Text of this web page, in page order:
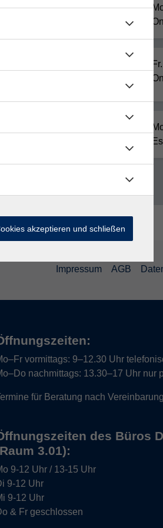
Spanisch A1 Niveau
Impressum AGB
vormittags: 9–12.30 Uhr
nachmittags: 13.30–17 Uhr nur
für Beratung nach
des Büros
3.01):
9-12 Uhr / 13-15 Uhr
9-12 Uhr
9-12 Uhr
& Fr geschlossen
akzeptieren und schließen